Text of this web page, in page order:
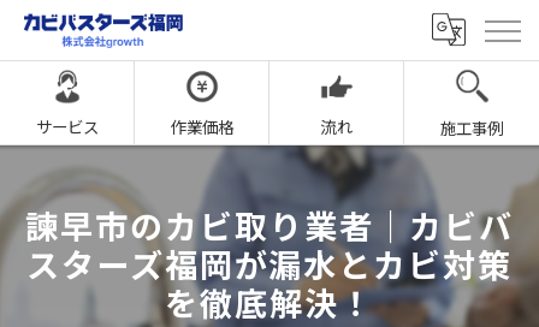
サービス 作業価格 流れ 施工事例
諫早市のカビ取り業者｜カビバ
スターズ福岡が漏水とカビ対策
を徹底解決！